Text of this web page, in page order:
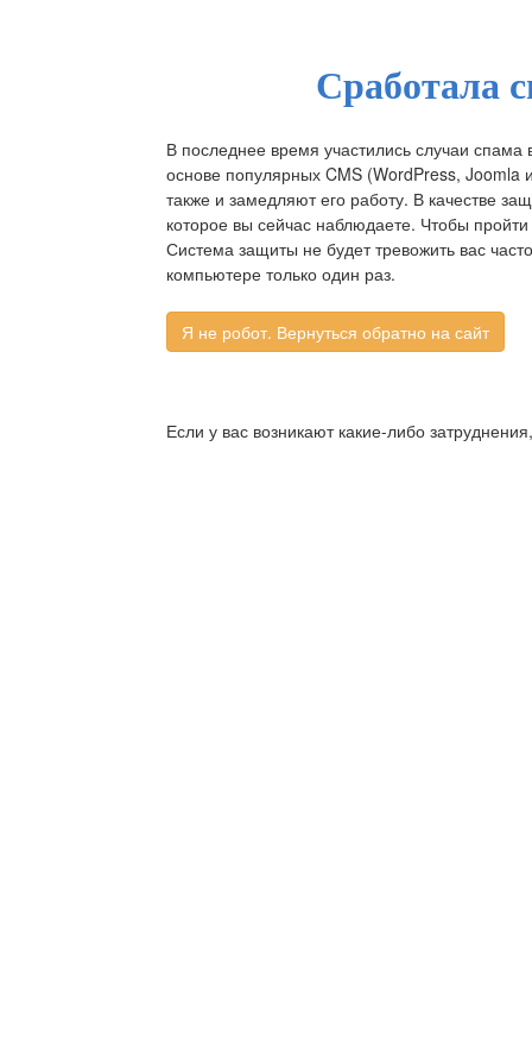
Сработала
В последнее время участились случаи
основе популярных CMS (WordPress, Joomla
также и замедляют его работу. В качестве
которое вы сейчас наблюдаете. Чтобы
Система защиты не будет тревожить вас
компьютере только один раз.
Если у вас возникают какие-либо